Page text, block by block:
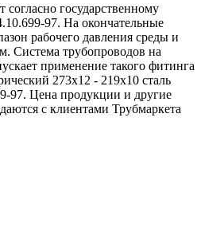
согласно государственному
97. На окончательные
рабочего давления среды и
Система трубопроводов на
применение такого фитинга
273х12 - 219х10 сталь
Цена продукции и другие
с клиентами Трубмаркета